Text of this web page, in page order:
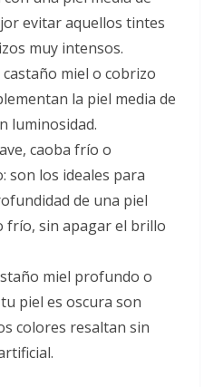
evitar aquellos tintes
muy intensos.
miel o cobrizo
la piel media de
luminosidad.
caoba frío o
son los ideales para
de una piel
frío, sin apagar el brillo
miel profundo o
piel es oscura son
colores resaltan sin